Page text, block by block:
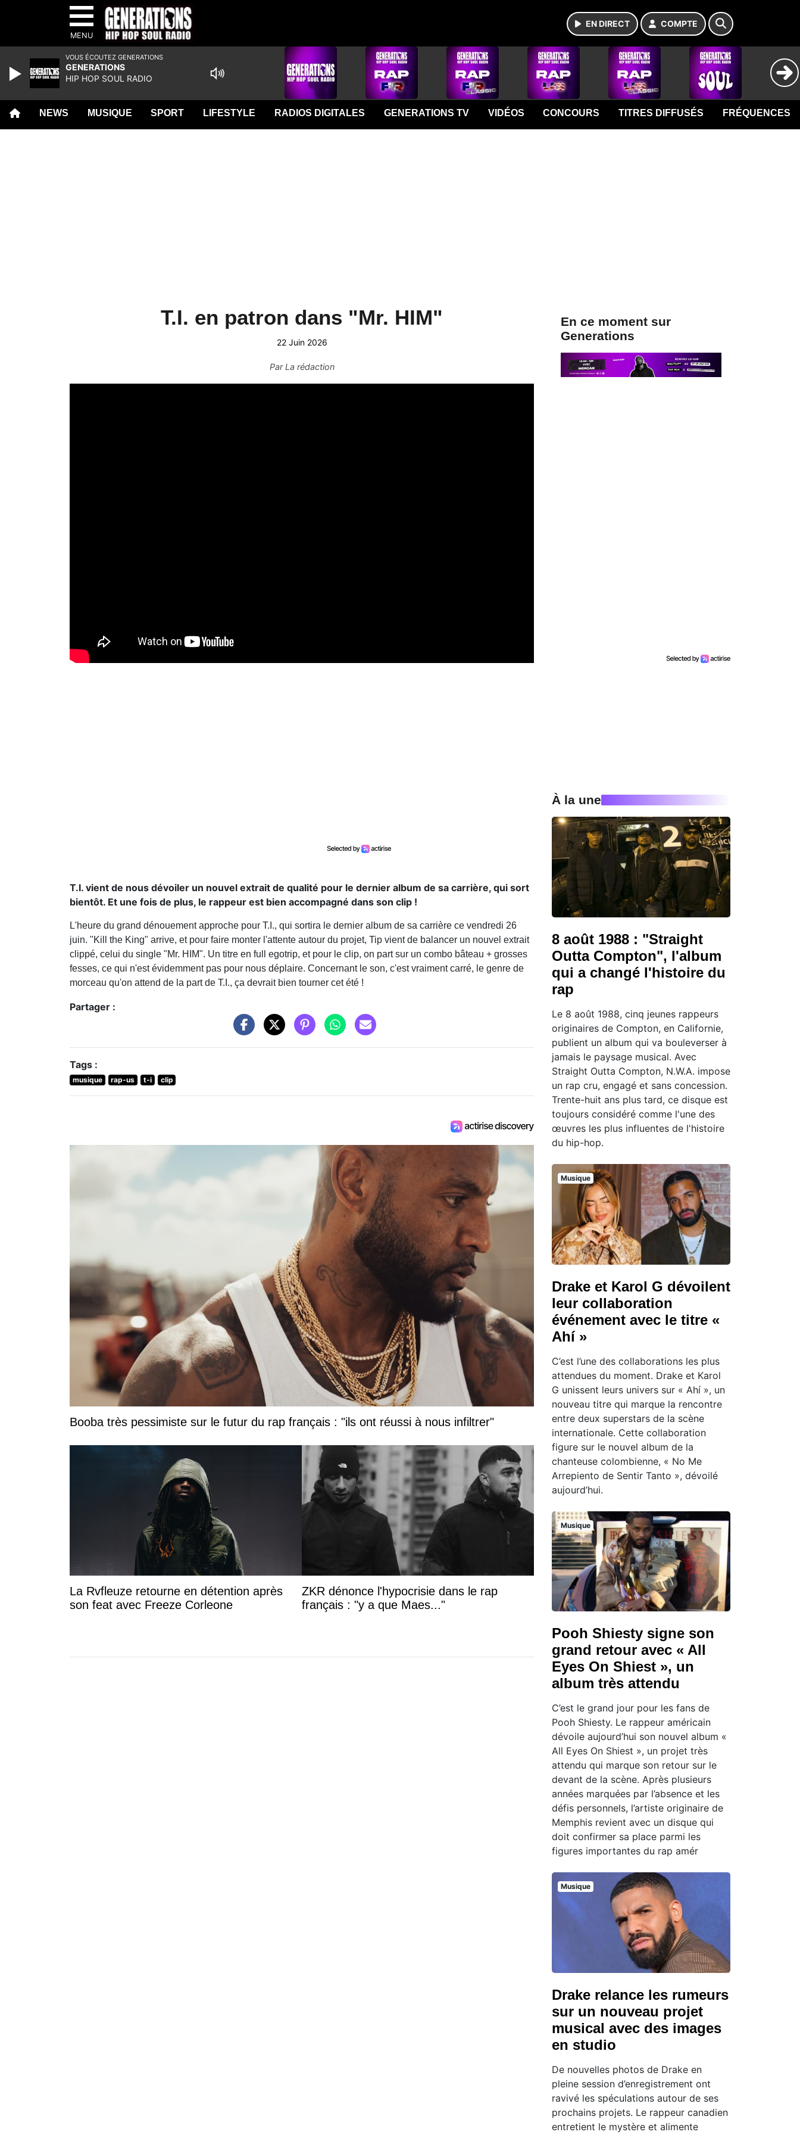
MENU
EN DIRECT COMPTE
NEWS MUSIQUE SPORT LIFESTYLE RADIOS DIGITALES GENERATIONS TV VIDÉOS CONCOURS TITRES DIFFUSÉS FRÉQUENCES
T.I. en patron dans "Mr. HIM"
22 Juin 2026
ParLa rédaction
T.I. vient de nous dévoiler un nouvel extrait de qualité pour le dernier album de sa carrière, qui sort
bientôt. Et une fois de plus, le rappeur est bien accompagné dans son clip !
L'heure du grand dénouement approche pour T.I., qui sortira le dernier album de sa carrière ce vendredi 26
juin. "Kill the King" arrive, et pour faire monter l'attente autour du projet, Tip vient de balancer un nouvel extrait
clippé, celui du single "Mr. HIM". Un titre en full egotrip, et pour le clip, on part sur un combo bâteau + grosses
fesses, ce qui n'est évidemment pas pour nous déplaire. Concernant le son, c'est vraiment carré, le genre de
morceau qu'on attend de la part de T.I., ça devrait bien tourner cet été !
Partager :
Tags :
musique rap-us t-i clip
Booba très pessimiste sur le futur du rap français : "ils ont réussi à nous infiltrer"
La Rvfleuze retourne en détention après
son feat avec Freeze Corleone
ZKR dénonce l'hypocrisie dans le rap
français : "y a que Maes..."
En ce moment sur
Generations
À la une
8 août 1988 : "Straight
Outta Compton", l'album
qui a changé l'histoire du
rap
Le 8 août 1988, cinq jeunes rappeurs
originaires de Compton, en Californie,
publient un album qui va bouleverser à
jamais le paysage musical. Avec
Straight Outta Compton, N.W.A. impose
un rap cru, engagé et sans concession.
Trente-huit ans plus tard, ce disque est
toujours considéré comme l'une des
œuvres les plus influentes de l'histoire
du hip-hop.
Musique
Drake et Karol G dévoilent
leur collaboration
événement avec le titre «
Ahí »
C’est l’une des collaborations les plus
attendues du moment. Drake et Karol
G unissent leurs univers sur « Ahí », un
nouveau titre qui marque la rencontre
entre deux superstars de la scène
internationale. Cette collaboration
figure sur le nouvel album de la
chanteuse colombienne, « No Me
Arrepiento de Sentir Tanto », dévoilé
aujourd’hui.
Musique
Pooh Shiesty signe son
grand retour avec « All
Eyes On Shiest », un
album très attendu
C’est le grand jour pour les fans de
Pooh Shiesty. Le rappeur américain
dévoile aujourd’hui son nouvel album «
All Eyes On Shiest », un projet très
attendu qui marque son retour sur le
devant de la scène. Après plusieurs
années marquées par l’absence et les
défis personnels, l’artiste originaire de
Memphis revient avec un disque qui
doit confirmer sa place parmi les
figures importantes du rap amér
Musique
Drake relance les rumeurs
sur un nouveau projet
musical avec des images
en studio
De nouvelles photos de Drake en
pleine session d’enregistrement ont
ravivé les spéculations autour de ses
prochains projets. Le rappeur canadien
entretient le mystère et alimente
VOUS ÉCOUTEZ GENERATIONS
GENERATIONS
HIP HOP SOUL RADIO